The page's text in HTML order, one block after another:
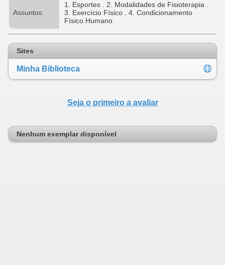
Assuntos
1. Esportes . 2. Modalidades de Fisioterapia .
3. Exercício Físico . 4. Condicionamento
Físico Humano
Sites
Minha Biblioteca
Seja o primeiro a avaliar
Nenhum exemplar disponível